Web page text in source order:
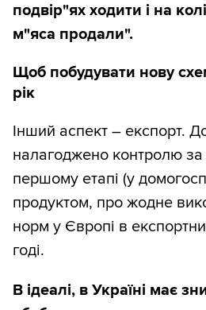
подвір"ях ходити і на
м"яса продали".
Щоб побудувати нову
рік
Інший аспект – експорт.
налагоджено контролю
першому етапі (у
продуктом, про жодне
норм у Європі в
годі.
В ідеалі, в Україні має